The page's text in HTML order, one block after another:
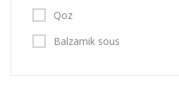
Qoz
Balzamik sous